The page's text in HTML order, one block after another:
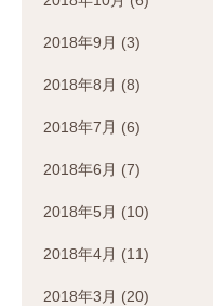
2018年9月 (3)
2018年8月 (8)
2018年7月 (6)
2018年6月 (7)
2018年5月 (10)
2018年4月 (11)
2018年3月 (20)